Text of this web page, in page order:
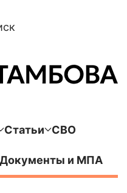
Статьи СВО
и МПА